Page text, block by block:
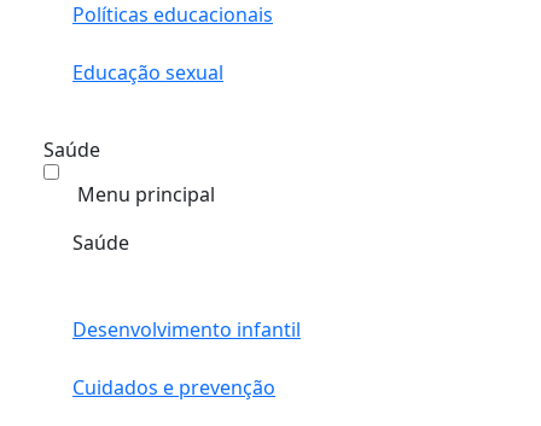
Políticas educacionais
Educação sexual
Saúde
Menu principal
Saúde
Desenvolvimento infantil
Cuidados e prevenção